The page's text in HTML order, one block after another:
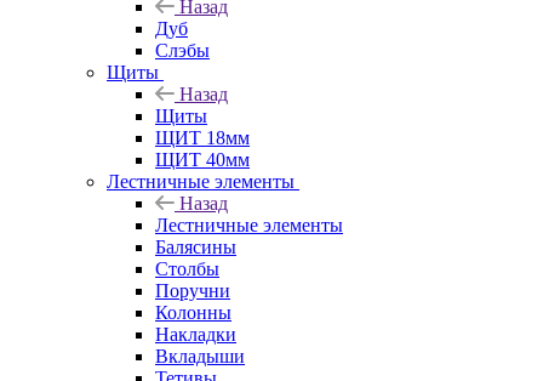
Назад
Дуб
Слэбы
Щиты
Назад
Щиты
ЩИТ 18мм
ЩИТ 40мм
Лестничные элементы
Назад
Лестничные элементы
Балясины
Столбы
Поручни
Колонны
Накладки
Вкладыши